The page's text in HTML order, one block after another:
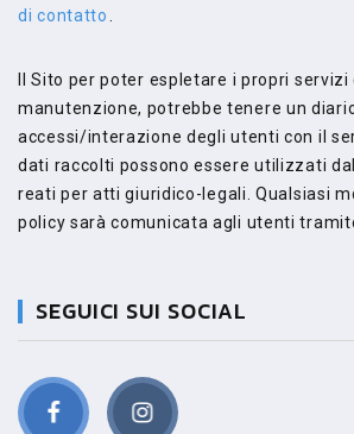
di contatto
Il Sito per poter espletare i propri servizi
manutenzione, potrebbe tenere un
accessi/interazione degli utenti con il
dati raccolti possono essere utilizzati
reati per atti giuridico-legali. Qualsiasi
policy sarà comunicata agli utenti
SEGUICI SUI SOCIAL